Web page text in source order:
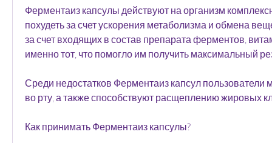
Ферментаиз капсулы действуют на организм
похудеть за счет ускорения метаболизма и обмена
за счет входящих в состав препарата ферментов,
именно тот, что помогло им получить максимальный
Среди недостатков Ферментаиз капсул пользователи
во рту, а также способствуют расщеплению жировых
Как принимать Ферментаиз капсулы?